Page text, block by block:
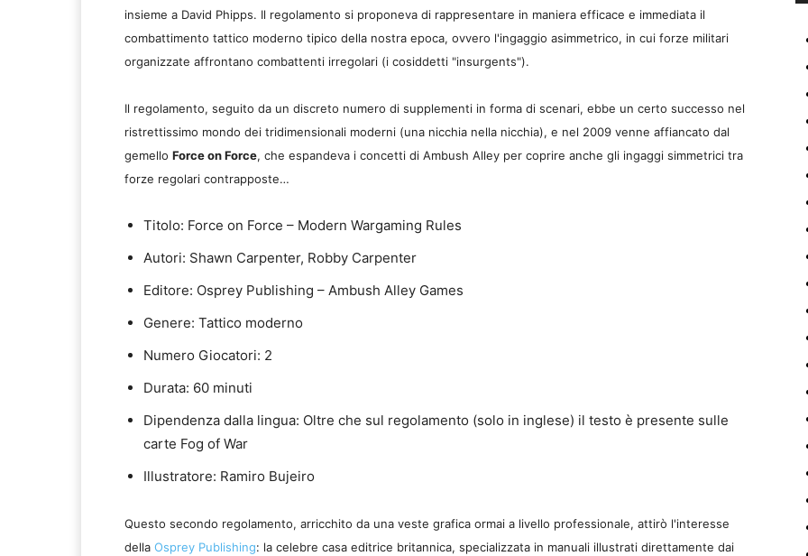
insieme a David Phipps. Il regolamento si proponeva di rappresentare in maniera efficace e immediata il
combattimento tattico moderno tipico della nostra epoca, ovvero l'ingaggio asimmetrico, in cui forze militari
organizzate affrontano combattenti irregolari (i cosiddetti "insurgents").
Il regolamento, seguito da un discreto numero di supplementi in forma di scenari, ebbe un certo successo nel
ristrettissimo mondo dei tridimensionali moderni (una nicchia nella nicchia), e nel 2009 venne affiancato dal
gemello Force on Force, che espandeva i concetti di Ambush Alley per coprire anche gli ingaggi simmetrici tra
forze regolari contrapposte…
Titolo: Force on Force – Modern Wargaming Rules
Autori: Shawn Carpenter, Robby Carpenter
Editore: Osprey Publishing – Ambush Alley Games
Genere: Tattico moderno
Numero Giocatori: 2
Durata: 60 minuti
Dipendenza dalla lingua: Oltre che sul regolamento (solo in inglese) il testo è presente sulle
carte Fog of War
Illustratore: Ramiro Bujeiro
Questo secondo regolamento, arricchito da una veste grafica ormai a livello professionale, attirò l'interesse
della Osprey Publishing: la celebre casa editrice britannica, specializzata in manuali illustrati direttamente dai